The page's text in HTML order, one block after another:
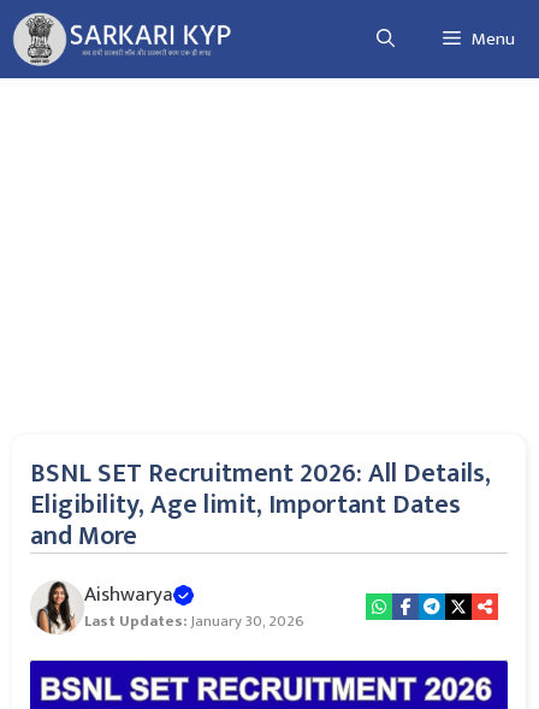
Skip
to
content
Menu
BSNL SET Recruitment 2026: All Details,
Eligibility, Age limit, Important Dates
and More
Aishwarya
Last Updates:January 30, 2026